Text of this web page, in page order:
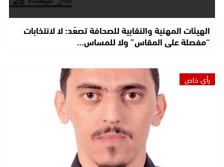
الهيئات المهنية والنقابية للصحافة تصعّد: لا لانتخابات
“مفصلة على المقاس” ولا للمساس…
رأي خاص